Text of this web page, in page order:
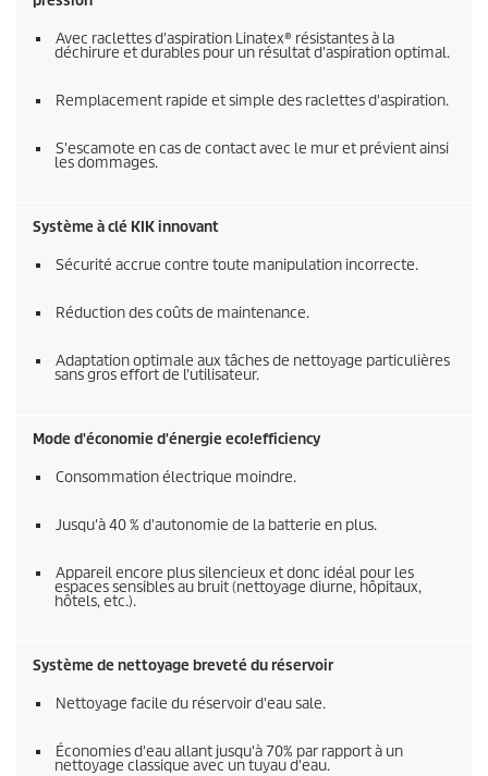
Avec raclettes d'aspiration Linatex® résistantes à la
déchirure et durables pour un résultat d'aspiration optimal.
Remplacement rapide et simple des raclettes d'aspiration.
S'escamote en cas de contact avec le mur et prévient ainsi
les dommages.
Système à clé KIK innovant
Sécurité accrue contre toute manipulation incorrecte.
Réduction des coûts de maintenance.
Adaptation optimale aux tâches de nettoyage particulières
sans gros effort de l'utilisateur.
Mode d'économie d'énergie eco!efficiency
Consommation électrique moindre.
Jusqu'à 40 % d'autonomie de la batterie en plus.
Appareil encore plus silencieux et donc idéal pour les
espaces sensibles au bruit (nettoyage diurne, hôpitaux,
hôtels, etc.).
Système de nettoyage breveté du réservoir
Nettoyage facile du réservoir d'eau sale.
Économies d'eau allant jusqu'à 70% par rapport à un
nettoyage classique avec un tuyau d'eau.